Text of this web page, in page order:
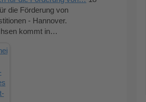
die Förderung von
- Hannover.
kommt in…